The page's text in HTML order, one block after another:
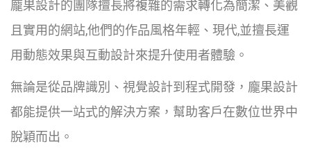
龐果設計的團隊擅長將複雜的需求轉化為簡潔、美觀
且實用的網站,他們的作品風格年輕、現代,並擅長運
用動態效果與互動設計來提升使用者體驗。
無論是從品牌識別、視覺設計到程式開發，龐果設計
都能提供一站式的解決方案，幫助客戶在數位世界中
脫穎而出。